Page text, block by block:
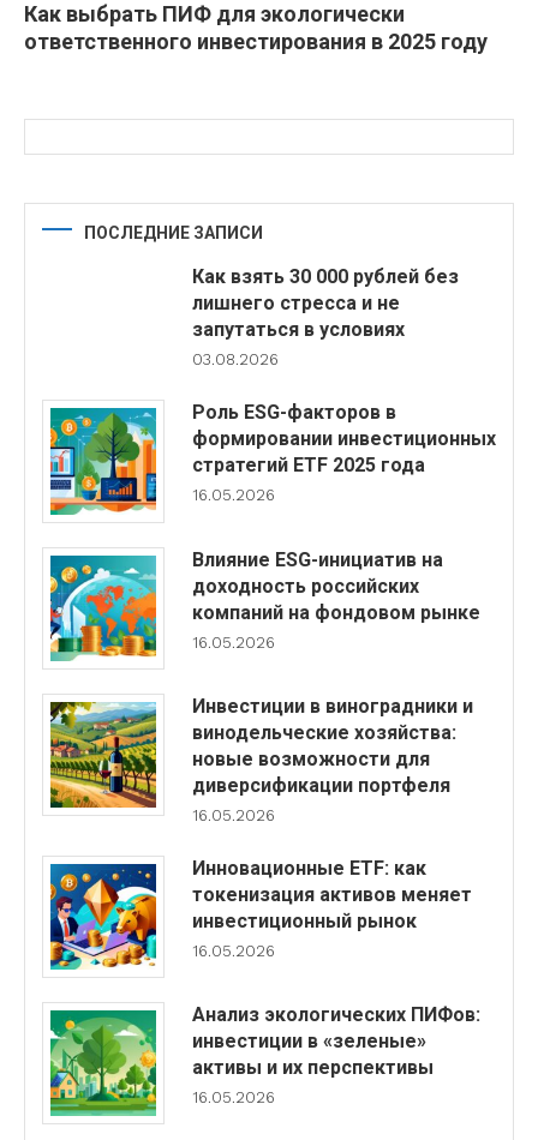
Как выбрать ПИФ для экологически
ответственного инвестирования в 2025 году
ПОСЛЕДНИЕ ЗАПИСИ
Как взять 30 000 рублей без
лишнего стресса и не
запутаться в условиях
03.08.2026
Роль ESG-факторов в
формировании инвестиционных
стратегий ETF 2025 года
16.05.2026
Влияние ESG-инициатив на
доходность российских
компаний на фондовом рынке
16.05.2026
Инвестиции в виноградники и
винодельческие хозяйства:
новые возможности для
диверсификации портфеля
16.05.2026
Инновационные ETF: как
токенизация активов меняет
инвестиционный рынок
16.05.2026
Анализ экологических ПИФов:
инвестиции в «зеленые»
активы и их перспективы
16.05.2026